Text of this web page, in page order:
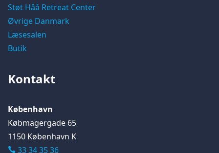
Støt Håå Retreat Center
Øvrige Danmark
Læsesalen
Butik
Kontakt
København
Købmagergade 65
1150 København K
33 34 35 36